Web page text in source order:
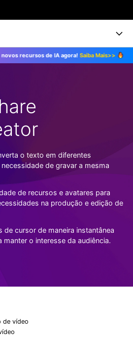
>
COMPRE AGORA
Entrar
de IA agora!Saiba Mais>> Atualize para
o texto em diferentes
de gravar a mesma
de recursos e avatares para
na produção e edição de
de cursor de maneira instantânea
manter o interesse da audiência.
de vídeo